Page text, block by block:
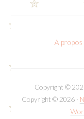
A propos
Copyright ©
Copyright © 2026 ·